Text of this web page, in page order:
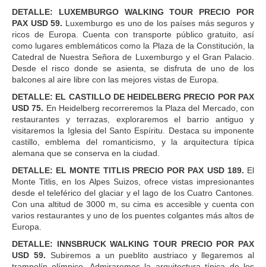
DETALLE: LUXEMBURGO WALKING TOUR PRECIO POR
PAX USD 59. Luxemburgo es uno de los países más seguros y
ricos de Europa. Cuenta con transporte público gratuito, así
como lugares emblemáticos como la Plaza de la Constitución, la
Catedral de Nuestra Señora de Luxemburgo y el Gran Palacio.
Desde el risco donde se asienta, se disfruta de uno de los
balcones al aire libre con las mejores vistas de Europa.
DETALLE: EL CASTILLO DE HEIDELBERG PRECIO POR PAX
USD 75. En Heidelberg recorreremos la Plaza del Mercado, con
restaurantes y terrazas, exploraremos el barrio antiguo y
visitaremos la Iglesia del Santo Espíritu. Destaca su imponente
castillo, emblema del romanticismo, y la arquitectura típica
alemana que se conserva en la ciudad.
DETALLE: EL MONTE TITLIS PRECIO POR PAX USD 189. El
Monte Titlis, en los Alpes Suizos, ofrece vistas impresionantes
desde el teleférico del glaciar y el lago de los Cuatro Cantones.
Con una altitud de 3000 m, su cima es accesible y cuenta con
varios restaurantes y uno de los puentes colgantes más altos de
Europa.
DETALLE: INNSBRUCK WALKING TOUR PRECIO POR PAX
USD 59. Subiremos a un pueblito austriaco y llegaremos al